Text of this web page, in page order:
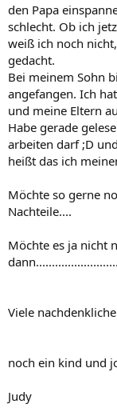
den Papa
schlecht. Ob ich
weiß ich noch
gedacht.
Bei meinem Sohn
angefangen. Ich
und meine Eltern
Habe gerade
arbeiten darf ;D
heißt das ich
Möchte so gerne
Nachteile....
Möchte es ja nicht
Viele
noch ein kind und
Judy